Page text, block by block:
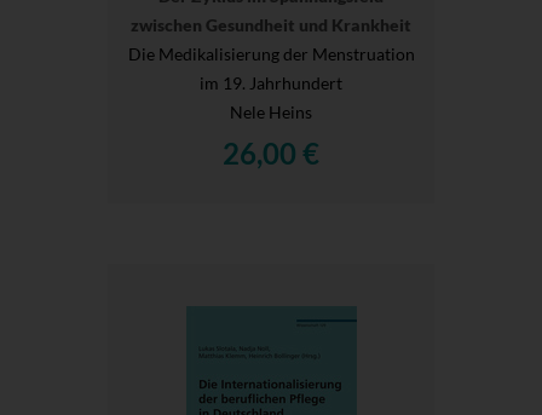
zwischen Gesundheit und Krankheit
Die Medikalisierung der Menstruation
im 19. Jahrhundert
Nele Heins
26,00 €